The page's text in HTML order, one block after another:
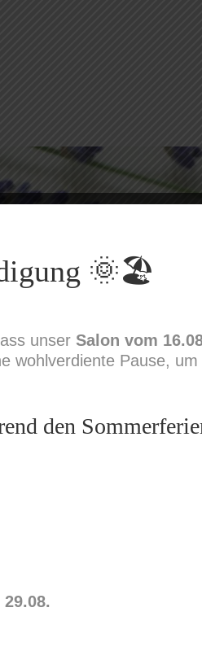
🌞🏖️
unser Salon vom
wohlverdiente Pause,
den